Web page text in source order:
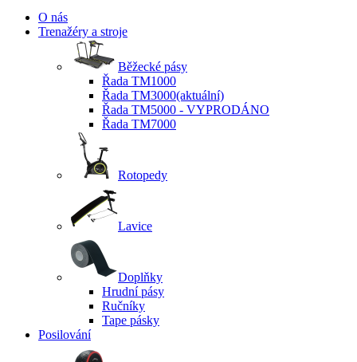
O nás
Trenažéry a stroje
Běžecké pásy
Řada TM1000
Řada TM3000(aktuální)
Řada TM5000 - VYPRODÁNO
Řada TM7000
Rotopedy
Lavice
Doplňky
Hrudní pásy
Ručníky
Tape pásky
Posilování